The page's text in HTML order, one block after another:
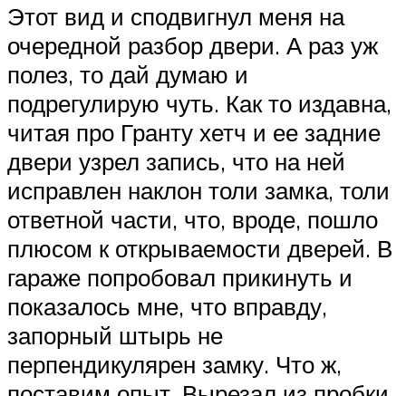
Этот вид и сподвигнул меня на
очередной разбор двери. А раз уж
полез, то дай думаю и
подрегулирую чуть. Как то издавна,
читая про Гранту хетч и ее задние
двери узрел запись, что на ней
исправлен наклон толи замка, толи
ответной части, что, вроде, пошло
плюсом к открываемости дверей. В
гараже попробовал прикинуть и
показалось мне, что вправду,
запорный штырь не
перпендикулярен замку. Что ж,